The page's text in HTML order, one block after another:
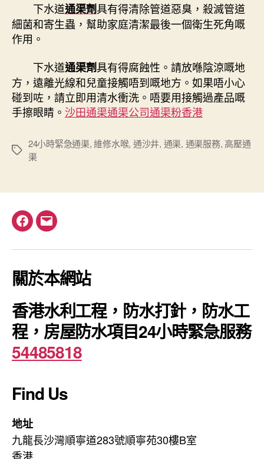
下水道通渠劑具有得清除管道惡臭，殺滅管道
細菌和寄生蟲，幫助家庭清潔最後一個衛生死角嘅
作用。
下水道通渠劑具有得腐蝕性。請放喺陰涼嘅地
方，遠離光線和兒童接觸唔到嘅地方。如果唔小心
碰到咗，請立即用清水衝洗。唔要用接觸過產品嘅
手擦眼睛。 沙田通渠通渠公司通渠粉香港
Tags
24小時緊急通渠,維修水喉, 通沙井, 通渠, 通渠服務, 高壓通
渠
Facebook
電
關於本網站
香港水利工程，防水打針，防水工
程，房屋防水項目24小時緊急服務
54485818
Find Us
地址
九龍長沙灣順寧道283號順寧苑30樓B室
香港